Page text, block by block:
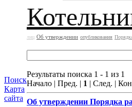
Поиск
Карта
сайта
лиц Об утверждении опубликования
Результаты поиска 1 - 1 из 1
Начало | Пред. | 1 | След. |
Об утверждении Порядка